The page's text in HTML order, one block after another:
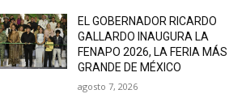
EL GOBERNADOR RICARDO
GALLARDO INAUGURA LA
FENAPO 2026, LA FERIA MÁS
GRANDE DE MÉXICO
agosto 7, 2026